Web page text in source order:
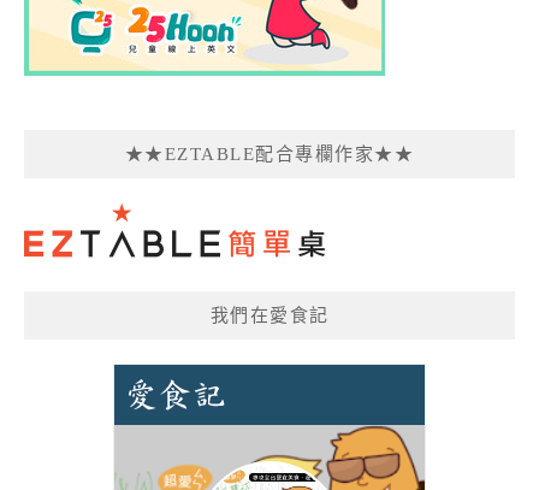
★★EZTABLE配合專欄作家★★
我們在愛食記